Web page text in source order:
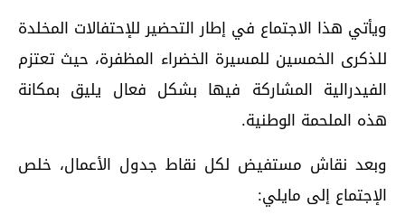
ويأتي هذا الاجتماع في إطار التحضير للإحتفالات المخلدة
للذكرى الخمسين للمسيرة الخضراء المظفرة، حيث تعتزم
الفيدرالية المشاركة فيها بشكل فعال يليق بمكانة
هذه الملحمة الوطنية.
وبعد نقاش مستفيض لكل نقاط جدول الأعمال، خلص
الإجتماع إلى مايلي: